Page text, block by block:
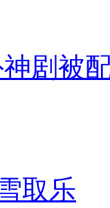
剧被
取乐